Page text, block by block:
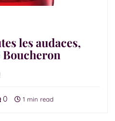
les audaces,
Boucheron
0 1 min read